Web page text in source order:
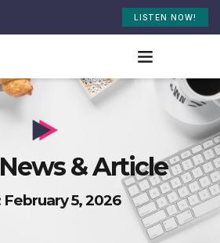
LISTEN NOW!
& Article
February 5, 2026